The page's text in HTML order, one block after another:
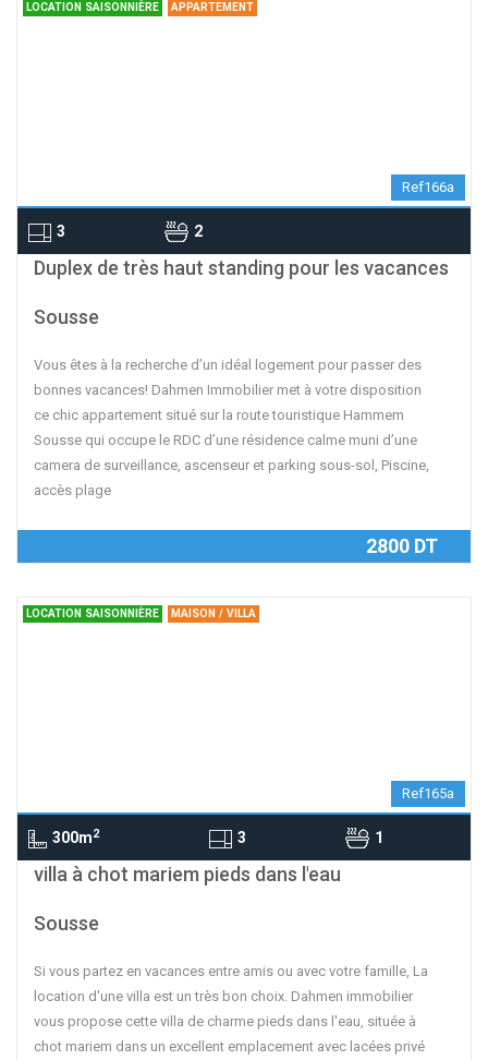
LOCATION SAISONNIÈRE APPARTEMENT
Ref166a
3
2
| ©
OpenStreetMap
contributors
Duplex de très haut standing pour les vacances
Sousse
Vous êtes à la recherche d’un idéal logement pour passer des
bonnes vacances! Dahmen Immobilier met à votre disposition
ce chic appartement situé sur la route touristique Hammem
Sousse qui occupe le RDC d’une résidence calme muni d’une
camera de surveillance, ascenseur et parking sous-sol, Piscine,
accès plage
2800 DT
LOCATION SAISONNIÈRE MAISON / VILLA
Ref165a
300m2 3
1
Leaflet
contributors
villa à chot mariem pieds dans l'eau
Sousse
Si vous partez en vacances entre amis ou avec votre famille, La
location d'une villa est un très bon choix. Dahmen immobilier
vous propose cette villa de charme pieds dans l'eau, située à
chot mariem dans un excellent emplacement avec lacées privé